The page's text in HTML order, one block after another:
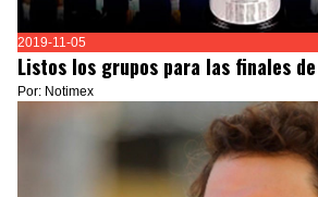
2019-11-05
Listos los grupos para las finales
Por: Notimex